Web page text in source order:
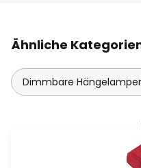
Ähnliche
Dimmbare